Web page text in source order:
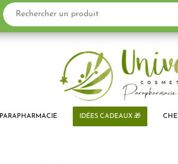
PARAPHARMACIE IDÉES CADEAUX 🎁